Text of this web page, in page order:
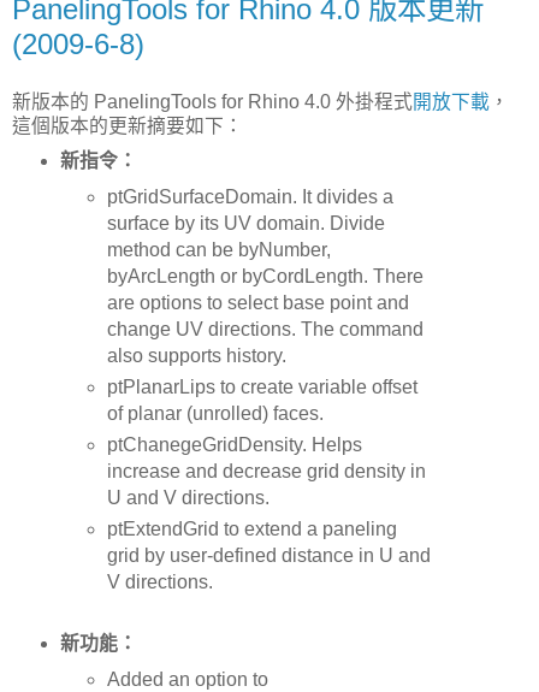
PanelingTools for Rhino 4.0 版本更新
(2009-6-8)
新版本的 PanelingTools for Rhino 4.0 外掛程式開放下載 ，
這個版本的更新摘要如下：
新指令：
ptGridSurfaceDomain. It divides a
surface by its UV domain. Divide
method can be byNumber,
byArcLength or byCordLength. There
are options to select base point and
change UV directions. The command
also supports history.
ptPlanarLips to create variable offset
of planar (unrolled) faces.
ptChanegeGridDensity. Helps
increase and decrease grid density in
U and V directions.
ptExtendGrid to extend a paneling
grid by user-defined distance in U and
V directions.
新功能：
Added an option to